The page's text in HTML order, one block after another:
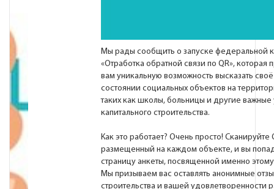
Мы рады сообщить о запуске федеральной
«Отработка обратной связи по QR», которая
вам уникальную возможность высказать
состоянии социальных объектов на
таких как школы, больницы и другие
капитального строительства.
Как это работает? Очень просто! Сканируйте
размещенный на каждом объекте, и вы
страницу анкеты, посвященной именно
Мы призываем вас оставлять анонимные
строительства и вашей удовлетворенности